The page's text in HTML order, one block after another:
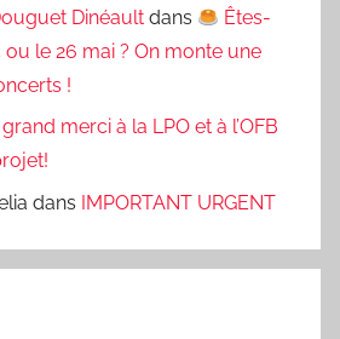
Dinéault dans
Êtes-
le 26 mai ? On monte une
!
merci à la LPO et à l’OFB
dans IMPORTANT URGENT